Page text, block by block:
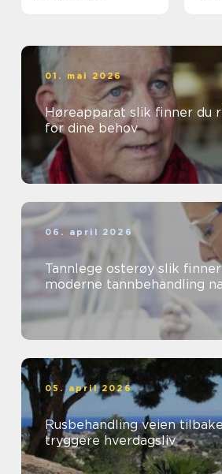
01. mai 2026
Høreapparat slik finner du riktig løsning
for dine behov
06. april 2026
Tannlege osterøy slik finner du trygg og
moderne tannbehandling
05. april 2026
Rusbehandling veien tilbake til et
tryggere hverdagsliv